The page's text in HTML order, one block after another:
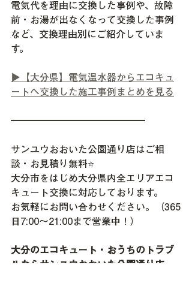
電気代を理由に交換した事例や、故障
前・お湯が出なくなって交換した事例
など、交換理由別にご紹介していま
す。
▶【大分県】電気温水器からエコキュ
ートへ交換した施工事例まとめを見る
━━━━━━━━━━━━━━
サンユウおおいた公園通り店はご相
談・お見積り無料⭐
大分市をはじめ大分県内全エリアエコ
キュート交換に対応しております。
お気軽にお問い合わせください。（365
日7:00～21:00まで営業中！）
大分のエコキュート・おうちのトラブ
ルならサンユウおおいた公園通り店